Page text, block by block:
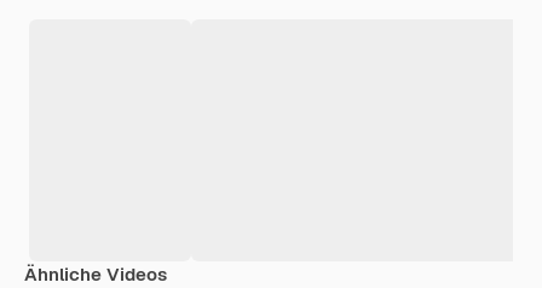
Ähnliche Videos